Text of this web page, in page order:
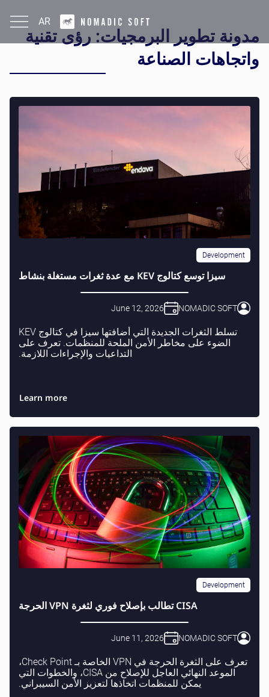
AR
English
مدونة تطوير البرمجيات: رؤى تقنية
واتجاهات الصناعة
Development
سيزا توسع كتالوج KEV مع عدة ثغرات مستغلة بنشاط
NOMADIC SOFT
June 12, 2026
تسلط الثغرات الجديدة التي أضافتها سيزا في كتالوج KEV
الضوء على مخاطر الأمن الملحة للمنظمات. تعرف على
التداعيات والإجراءات اللازمة.
Learn more
Development
CISA تطالب بإصلاح فوري لثغرة VPN الحرجة
NOMADIC SOFT
June 11, 2026
تعرف على الثغرة الحرجة في VPN الخاصة بـ Check Point،
الموعد النهائي العاجل للإصلاح من CISA، والخطوات التي
يمكن للمنظمات اتخاذها لتعزيز الأمن السيبراني.